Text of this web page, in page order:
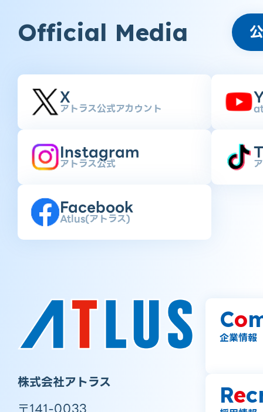
Official Media
X
アトラス公式アカウント
Instagram
アトラス公式
Facebook
Atlus(アトラス)
株式会社アトラス
Co
企業情報
Re